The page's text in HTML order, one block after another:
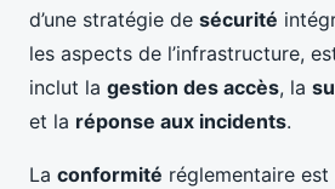
d’une stratégie de sécurité
les aspects de l’infrastructure,
inclut la gestion des accès, la
et la réponse aux incidents.
La conformité réglementaire